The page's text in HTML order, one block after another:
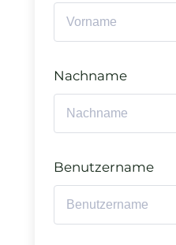
Nachname
Benutzername